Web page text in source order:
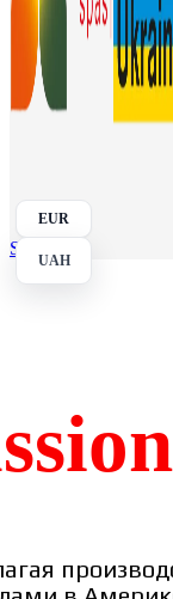
EUR
UAH
Search